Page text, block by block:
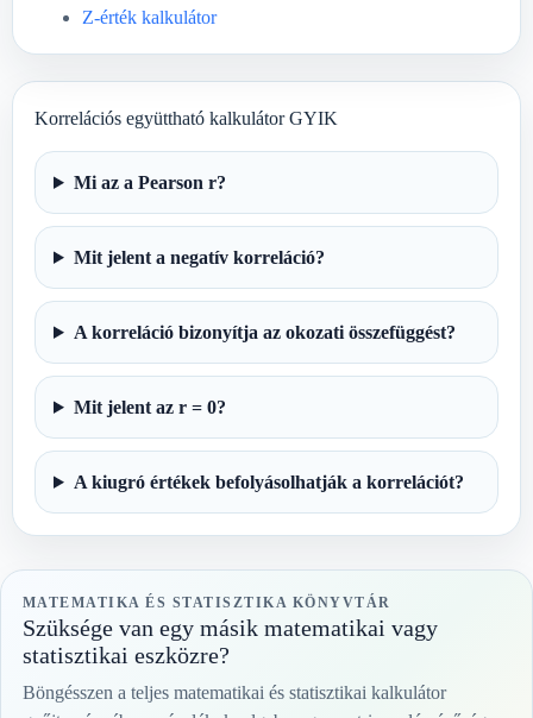
Z-érték kalkulátor
Korrelációs együttható kalkulátor GYIK
Mi az a Pearson r?
Mit jelent a negatív korreláció?
A korreláció bizonyítja az okozati összefüggést?
Mit jelent az r = 0?
A kiugró értékek befolyásolhatják a korrelációt?
MATEMATIKA ÉS STATISZTIKA KÖNYVTÁR
Szüksége van egy másik matematikai vagy
statisztikai eszközre?
Böngésszen a teljes matematikai és statisztikai kalkulátor